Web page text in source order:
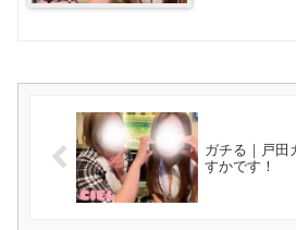
ガチる｜戸田
すかです！